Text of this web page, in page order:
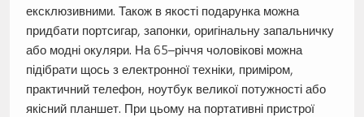
ексклюзивними. Також в якості подарунка можна
придбати портсигар, запонки, оригінальну запальничку
або модні окуляри. На 65–річчя чоловікові можна
підібрати щось з електронної техніки, приміром,
практичний телефон, ноутбук великої потужності або
якісний планшет. При цьому на портативні пристрої